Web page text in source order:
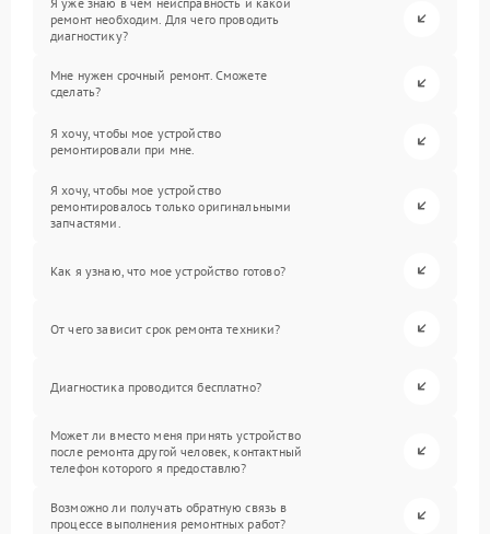
ремонт необходим. Для чего проводить
диагностику?
Мне нужен срочный ремонт. Сможете
сделать?
Я хочу, чтобы мое устройство
ремонтировали при мне.
Я хочу, чтобы мое устройство
ремонтировалось только оригинальными
запчастями.
Как я узнаю, что мое устройство готово?
От чего зависит срок ремонта техники?
Диагностика проводится бесплатно?
Может ли вместо меня принять устройство
после ремонта другой человек, контактный
телефон которого я предоставлю?
Возможно ли получать обратную связь в
процессе выполнения ремонтных работ?